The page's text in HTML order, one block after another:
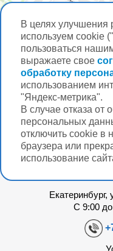
В целях улучшения
используем cookie
пользоваться
выражаете свое
обработку
использованием
"Яндекс-метрика".
В случае отказа от
персональных
отключить cookie в
браузера или
использование
Салон оптики
С 9:00